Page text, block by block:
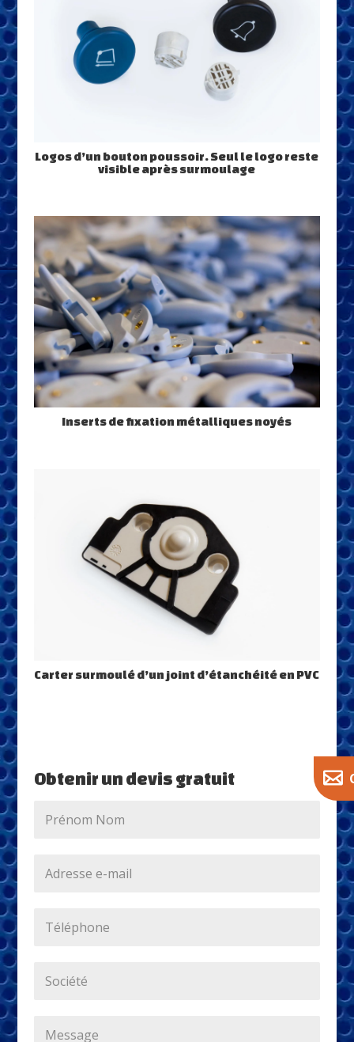
Obtenir un devis gratuit
Logos d’un bouton poussoir. Seul le logo reste
visible après surmoulage
Inserts de fixation métalliques noyés
Carter surmoulé d’un joint d’étanchéité en PVC